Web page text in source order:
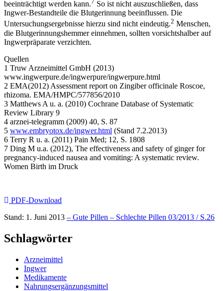
beeinträchtigt werden kann.
So ist nicht auszuschließen, dass
Ingwer-Bestandteile die Blutgerinnung beeinflussen. Die
Untersuchungsergebnisse hierzu sind nicht eindeutig.2 Menschen,
die Blutgerinnungshemmer einnehmen, sollten vorsichtshalber auf
Ingwerpräparate verzichten.
Quellen
1 Truw Arzneimittel GmbH (2013)
www.ingwerpure.de/ingwerpure/ingwerpure.html
2 EMA(2012) Assessment report on Zingiber officinale Roscoe,
rhizoma. EMA/HMPC/577856/2010
3 Matthews A u. a. (2010) Cochrane Database of Systematic
Review Library 9
4 arznei-telegramm (2009) 40, S. 87
5 www.embryotox.de/ingwer.html (Stand 7.2.2013)
6 Terry R u. a. (2011) Pain Med; 12, S. 1808
7 Ding M u.a. (2012), The effectiveness and safety of ginger for
pregnancy-induced nausea and vomiting: A systematic review.
Women Birth im Druck
PDF-Download
Stand: 1. Juni 2013 – Gute Pillen – Schlechte Pillen 03/2013 / S.26
Schlagwörter
Arzneimittel
Ingwer
Medikamente
Nahrungsergänzungsmittel